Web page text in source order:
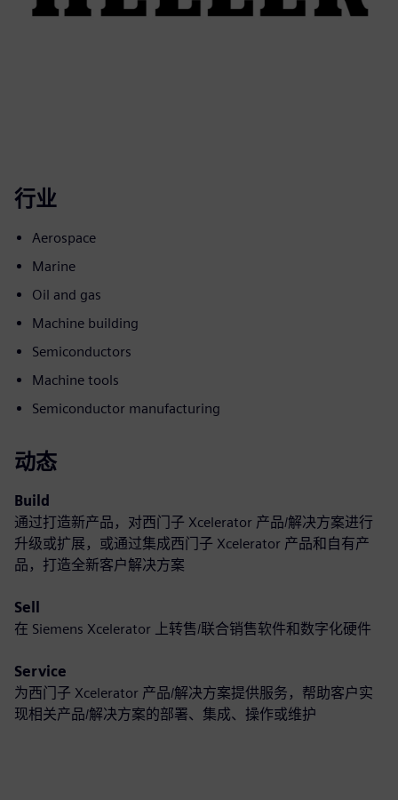
行业
Aerospace
Marine
Oil and gas
Machine building
Semiconductors
Machine tools
Semiconductor manufacturing
动态
Build
通过打造新产品，对西门子 Xcelerator 产品/解决方案进行
升级或扩展，或通过集成西门子 Xcelerator 产品和自有产
品，打造全新客户解决方案
Sell
在 Siemens Xcelerator 上转售/联合销售软件和数字化硬件
Service
为西门子 Xcelerator 产品/解决方案提供服务，帮助客户实
现相关产品/解决方案的部署、集成、操作或维护